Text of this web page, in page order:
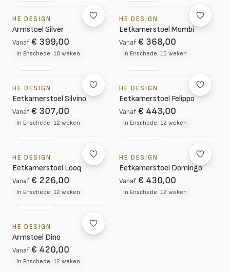
HE DESIGN
Armstoel Silver
Vanaf € 399,00
In Enschede: 10 weken
HE DESIGN
Eetkamerstoel Mombi
Vanaf € 368,00
In Enschede: 10 weken
HE DESIGN
Eetkamerstoel Silvino
Vanaf € 307,00
In Enschede: 12 weken
HE DESIGN
Eetkamerstoel Felippo
Vanaf € 443,00
In Enschede: 12 weken
HE DESIGN
Eetkamerstoel Looq
Vanaf € 226,00
In Enschede: 12 weken
HE DESIGN
Eetkamerstoel Domingo
Vanaf € 430,00
In Enschede: 12 weken
HE DESIGN
Armstoel Dino
Vanaf € 420,00
In Enschede: 12 weken